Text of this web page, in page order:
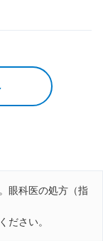
眼科医の処方（指
ださい。